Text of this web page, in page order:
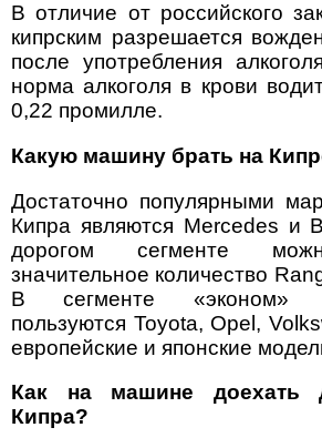
В отличие от российского
кипрским разрешается
после употребления
норма алкоголя в крови
0,22 промилле.
Какую машину брать на
Достаточно популярными
Кипра являются Mercedes и
дорогом сегменте
значительное количество
В сегменте «эконом»
пользуются Toyota, Opel,
европейские и японские
Как на машине доехать
Кипра?